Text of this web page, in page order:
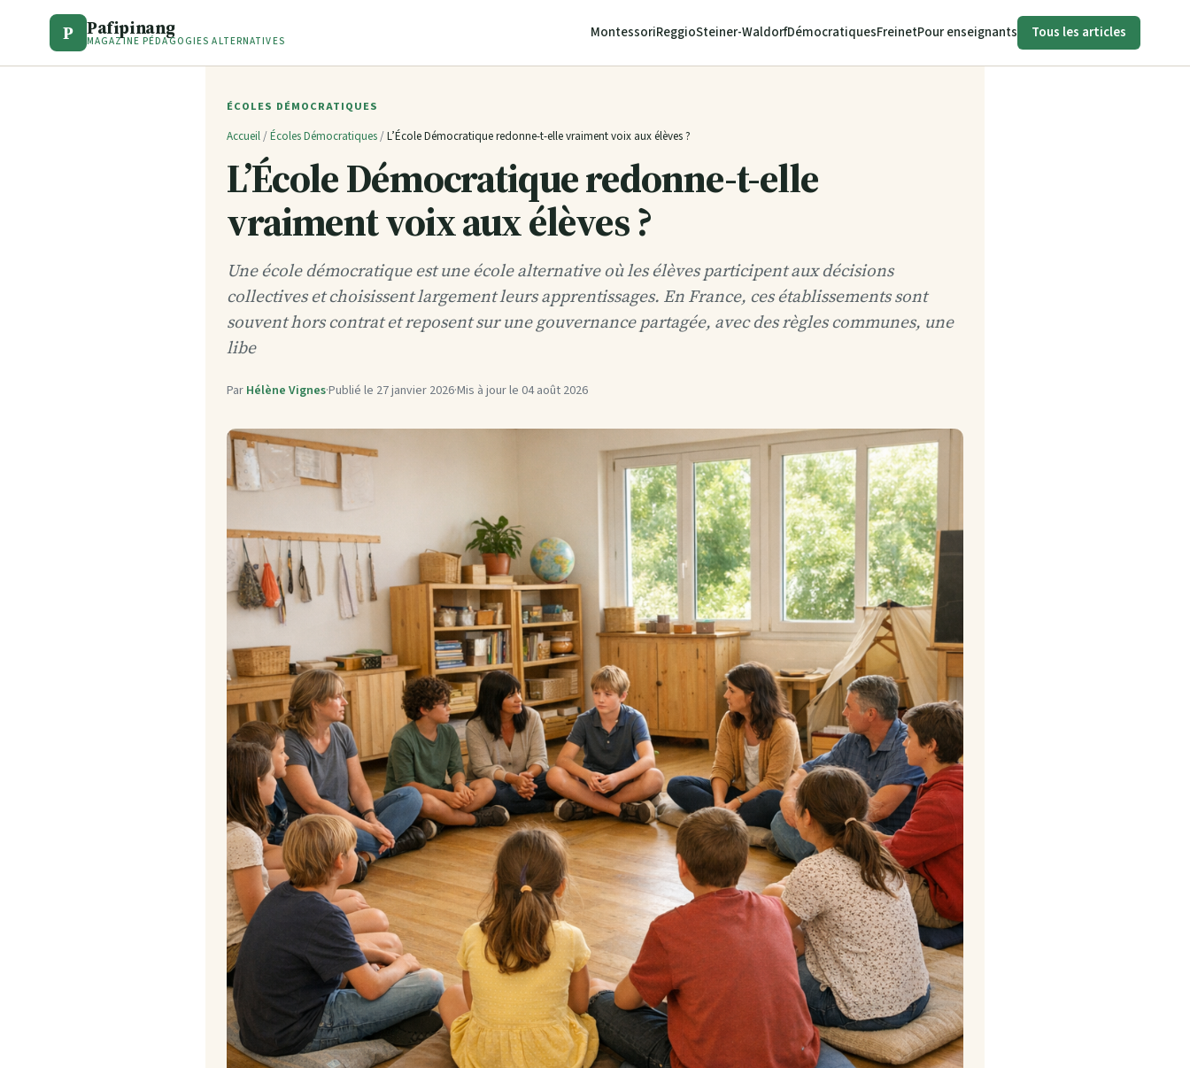
P Pafipinang
MAGAZINE PÉDAGOGIES ALTERNATIVES MontessoriReggioSteiner-WaldorfDémocratiquesFreinetPour enseignants Tous les articles
ÉCOLES DÉMOCRATIQUES
Accueil /Écoles Démocratiques /L’École Démocratique redonne-t-elle vraiment voix aux élèves ?
L’École Démocratique redonne-t-elle
vraiment voix aux élèves ?
Une école démocratique est une école alternative où les élèves participent aux décisions
collectives et choisissent largement leurs apprentissages. En France, ces établissements sont
souvent hors contrat et reposent sur une gouvernance partagée, avec des règles communes, une
libe
Par Hélène Vignes·Publié le 27 janvier 2026·Mis à jour le 04 août 2026